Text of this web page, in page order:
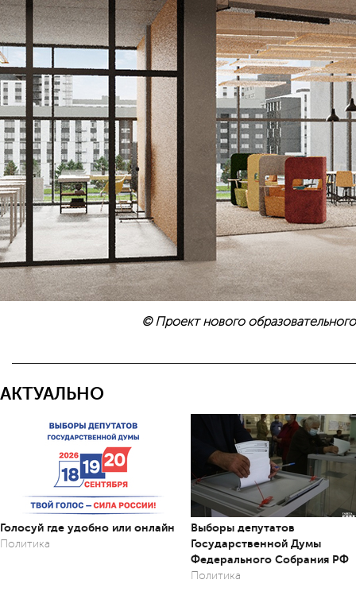
© Проект нового
АКТУАЛЬНО
Голосуй где удобно или онлайн
Политика
Выборы депутатов
Государственной Думы
Федерального Собрания РФ
Политика